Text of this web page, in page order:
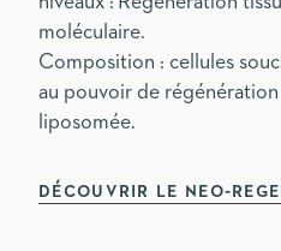
moléculaire.
Composition : cellules
au pouvoir de
liposomée.
DÉCOUVRIR LE NEO-